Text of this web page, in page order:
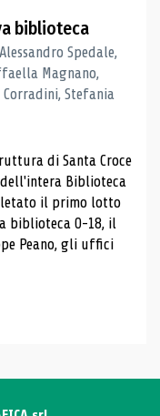
biblioteca
Spedale,
Magnano,
Corradini, Stefania
di Santa Croce
Biblioteca
il primo lotto
biblioteca 0-18, il
Peano, gli uffici